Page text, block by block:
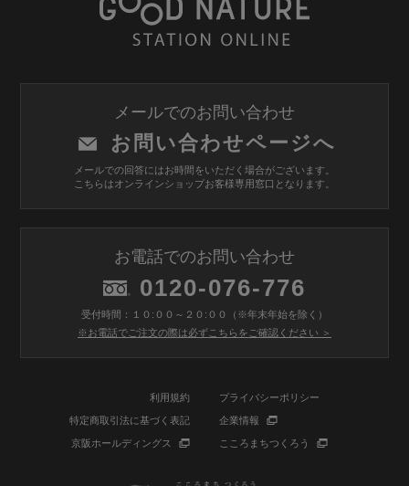
メールでのお問い合わせ
お問い合わせページへ
メールでの回答にはお時間をいただく場合がございます。
こちらはオンラインショップお客様専用窓口となります。
お電話でのお問い合わせ
0120-076-776
受付時間：１０:００～２０:００（※年末年始を除く）
※お電話でご注文の際は必ずこちらをご確認ください ＞
利用規約 プライバシーポリシー
特定商取引法に基づく表記 企業情報
京阪ホールディングス こころまちつくろう